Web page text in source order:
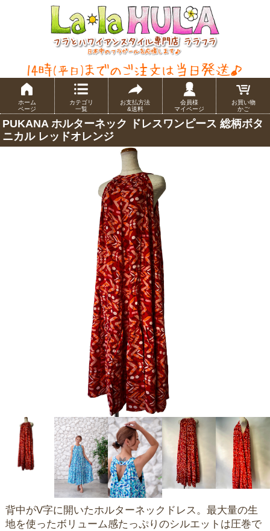
ホーム
ページ
カテゴリ
一覧
お支払方法
&送料
会員様
マイページ
お買い物
かご
PUKANA ホルターネック ドレスワンピース 総柄ボタ
ニカル レッドオレンジ
背中がV字に開いたホルターネックドレス。最大量の生
地を使ったボリューム感たっぷりのシルエットは圧巻で